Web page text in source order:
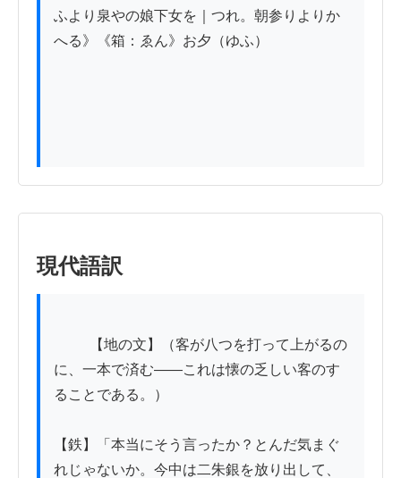
ふより泉やの娘下女を｜つれ。朝参りよりか
へる》《箱：ゑん》お夕（ゆふ）
現代語訳
に、一本で済む——これは懐の乏しい客のす
ることである。）
【鉄】「本当にそう言ったか？とんだ気まぐ
れじゃないか。今中は二朱銀を放り出して、